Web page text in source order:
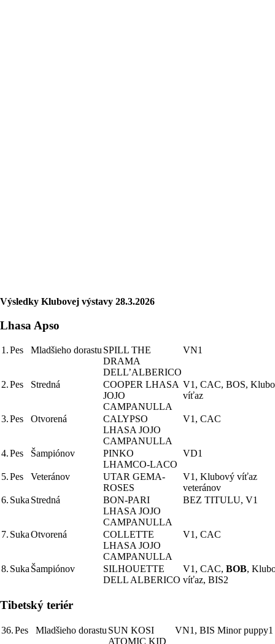
Výsledky Klubovej výstavy 28.3.2026
Lhasa Apso
1.Pes Mladšieho dorastuSPILL THE
DRAMA
DELL’ALBERICO
VN1
2.Pes Stredná
COOPER LHASA
JOJO
CAMPANULLA
V1, CAC, BOS,
víťaz
3.Pes Otvorená
CALYPSO
LHASA JOJO
CAMPANULLA
V1, CAC
4.Pes Šampiónov
PINKO
LHAMCO-LACO
VD1
5.Pes Veteránov
UTAR GEMA-
ROSES
V1, Klubový víťaz
veteránov
6. SukaStredná
BON-PARI
LHASA JOJO
CAMPANULLA
BEZ TITULU, V1
7. SukaOtvorená
COLLETTE
LHASA JOJO
CAMPANULLA
V1, CAC
8. SukaŠampiónov
SILHOUETTE
DELL ALBERICO
V1, CAC, BOB,
víťaz, BIS2
Tibetský teriér
36.Pes Mladšieho dorastu SUN KOSI
ATOMIC KID
VN1, BIS Minor puppy1